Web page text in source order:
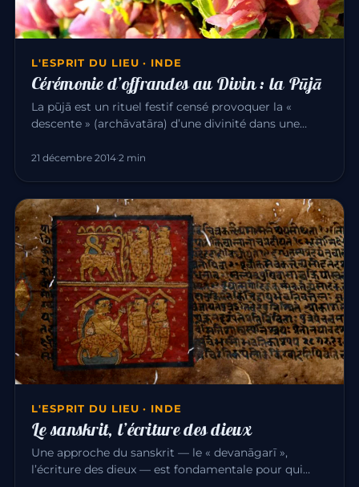
L'ESPRIT DU LIEU · INDE
Cérémonie d’offrandes au Divin : la Pūjā
La pūjā est un rituel festif censé provoquer la «
descente » (archāvatāra) d’une divinité dans une
21 décembre 2014·2 min
L'ESPRIT DU LIEU · INDE
Le sanskrit, l’écriture des dieux
Une approche du sanskrit — le « devanāgarī »,
l’écriture des dieux — est fondamentale pour qui